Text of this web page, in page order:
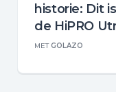
historie: Dit
de HiPRO
METGOLAZO